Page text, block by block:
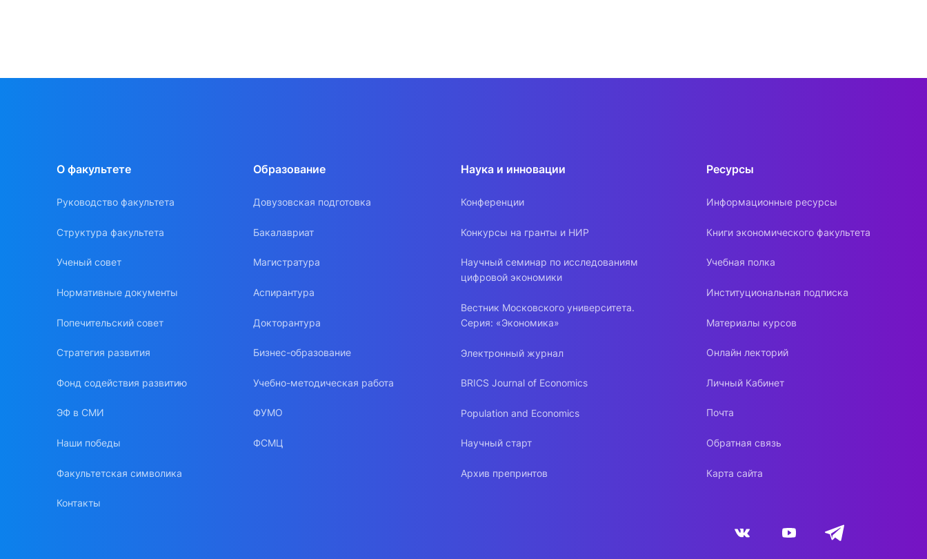
О факультете
Руководство факультета
Структура факультета
Ученый совет
Нормативные документы
Попечительский совет
Стратегия развития
Фонд содействия развитию
ЭФ в СМИ
Наши победы
Факультетская символика
Контакты
Образование
Довузовская подготовка
Бакалавриат
Магистратура
Аспирантура
Докторантура
Бизнес-образование
Учебно-методическая работа
ФУМО
ФСМЦ
Наука и инновации
Конференции
Конкурсы на гранты и НИР
Научный семинар по исследованиям
цифровой экономики
Вестник Московского университета.
Серия: «Экономика»
Электронный журнал
BRICS Journal of Economics
Population and Economics
Научный старт
Архив препринтов
Ресурсы
Информационные ресурсы
Книги экономического факультета
Учебная полка
Институциональная подписка
Материалы курсов
Онлайн лекторий
Личный Кабинет
Почта
Обратная связь
Карта сайта